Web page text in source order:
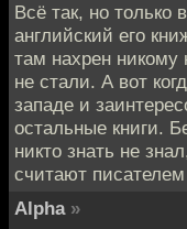
Всё так, но только
английский его
там нахрен
не стали. А вот
западе и
остальные книги.
никто знать не
считают
Alpha »